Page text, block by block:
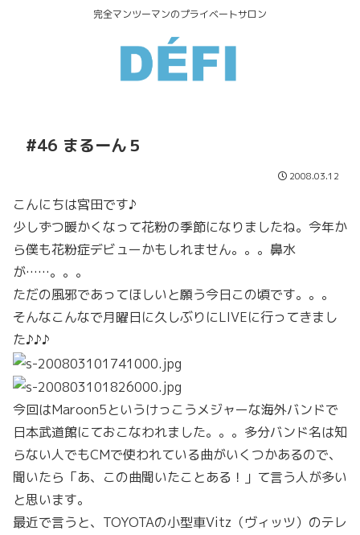
完全マンツーマンのプライベートサロン
#46 まるーん５
2008.03.12
こんにちは宮田です♪
少しずつ暖かくなって花粉の季節になりましたね。今年か
ら僕も花粉症デビューかもしれません。。。鼻水
が……。。。
ただの風邪であってほしいと願う今日この頃です。。。
そんなこんなで月曜日に久しぶりにLIVEに行ってきまし
た♪♪♪
今回はMaroon5というけっこうメジャーな海外バンドで
日本武道館にておこなわれました。。。多分バンド名は知
らない人でもCMで使われている曲がいくつかあるので、
聞いたら「あ、この曲聞いたことある！」て言う人が多い
と思います。
最近で言うと、TOYOTAの小型車Vitz（ヴィッツ）のテレ